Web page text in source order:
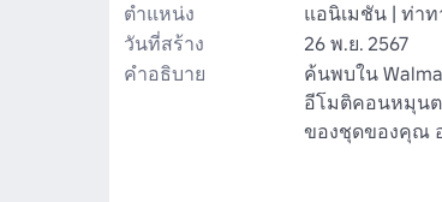
ตำแหน่ง
แอนิเมชัน | ท่าท
วันที่สร้าง
26 พ.ย. 2567
คำอธิบาย
ค้นพบใน
อีโมติคอนหมุน
ของชุดของคุณ